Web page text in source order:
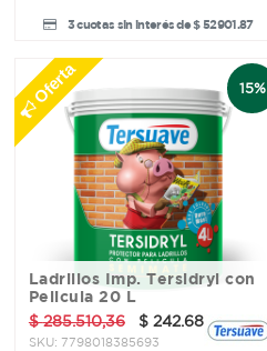
3 cuotas sin interés de $ 52901.87
15%
Oferta
Ladrillos Imp. Tersidryl con
Pelicula 20 L
$285.510,36 $ 242.683,81
SKU: 7798018385693